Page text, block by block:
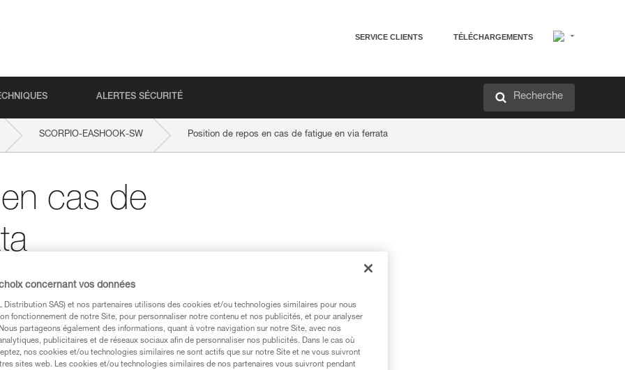
SERVICE CLIENTS TÉLÉCHARGEMENTS
ALERTES SÉCURITÉ Recherche
SCORPIO-EASHOOK-SW Position de repos en cas de fatigue en via ferrata
cas de
des produits utilisés dans ce conseil avant de le
de la notice technique pour pouvoir
concernant vos données
Distribution SAS) et nos partenaires utilisons des cookies et/ou technologies similaires pour nous
fonctionnement de notre Site, pour personnaliser notre contenu et nos publicités, et pour analyser
partageons également des informations, quant à votre navigation sur notre Site, avec nos
publicitaires et de réseaux sociaux afin de personnaliser nos publicités. Dans le cas où
nos cookies et/ou technologies similaires ne sont actifs que sur notre Site et ne vous suivront
sites web. Les cookies et/ou technologies similaires de nos partenaires vous suivront pendant